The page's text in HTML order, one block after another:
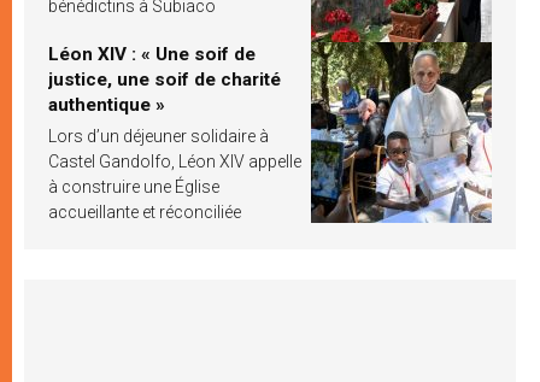
bénédictins à Subiaco
Léon XIV : « Une soif de
justice, une soif de charité
authentique »
Lors d’un déjeuner solidaire à
Castel Gandolfo, Léon XIV appelle
à construire une Église
accueillante et réconciliée